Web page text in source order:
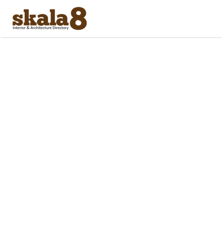
Search
for: